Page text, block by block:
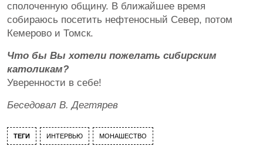
сполоченную общину. В ближайшее время
собираюсь посетить нефтеносный Север, потом
Кемерово и Томск.
Что бы Вы хотели пожелать сибирским
католикам?
Уверенности в себе!
Беседовал В. Дегтярев
ТЕГИ ИНТЕРВЬЮ МОНАШЕСТВО